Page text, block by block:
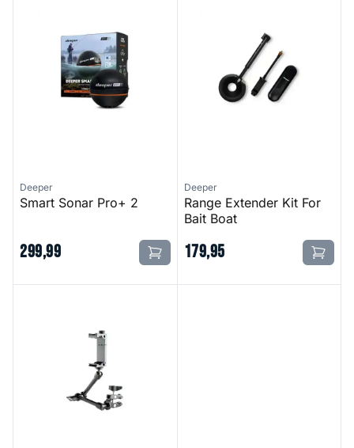
Deeper
Smart Sonar Pro+ 2
299,99
Deeper
Range Extender Kit For
Bait Boat
179,95